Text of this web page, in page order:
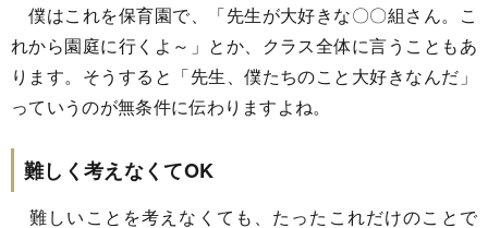
僕はこれを保育園で、「先生が大好きな〇〇組さん。こ
れから園庭に行くよ～」とか、クラス全体に言うこともあ
ります。そうすると「先生、僕たちのこと大好きなんだ」
っていうのが無条件に伝わりますよね。
難しく考えなくてOK
難しいことを考えなくても、たったこれだけのことで